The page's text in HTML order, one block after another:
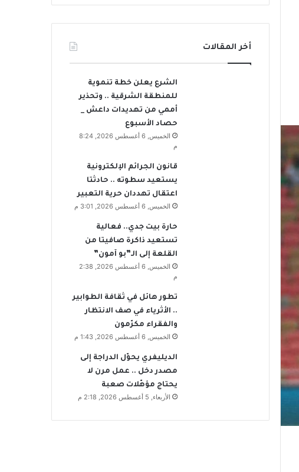
أخر المقالات
الشرع يعلن خطة تنموية
للمنطقة الشرقية .. وتحذير
أممي من تهديدات داعش _
حصاد الأسبوع
الخميس, 6 أغسطس 2026, 8:24
م
قانون الجرائم الإلكترونية
يستعيد سطوته .. حادثتا
اعتقال تهددان حرية التعبير
الخميس, 6 أغسطس 2026, 3:01 م
حارة بيت جدي.. فعالية
تستعيد ذاكرة صافيتا من
القلعة إلى الـ”بو آمون”
الخميس, 6 أغسطس 2026, 2:38
م
تطور هائل في ثقافة الطوابير
.. الأثرياء في صف الانتظار
والفقراء مكرّمون
الخميس, 6 أغسطس 2026, 1:43 م
الديليفري يحوّل الدراجة إلى
مصدر دخل .. عمل مرن لا
يحتاج مؤهّلات صعبة
الأربعاء, 5 أغسطس 2026, 2:18 م